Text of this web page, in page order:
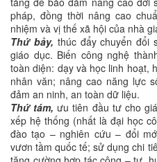
pháp, đồng thời nâng cao
nhiệm và vị thế xã hội của nhà
Thứ bảy, thúc đẩy chuyển đổi
giáo dục. Biến công nghệ
toàn diện: dạy và học linh hoạt,
nhân văn; nâng cao năng lực
đảm an ninh, an toàn dữ liệu.
Thứ tám, ưu tiên đầu tư cho
xếp hệ thống (nhất là đại học
đào tạo – nghiên cứu – đổi
vươn tầm quốc tế; sử dụng chi